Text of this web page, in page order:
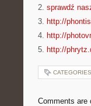
2. sprawdź
3. http://
4. http://
5. http://
Comments are